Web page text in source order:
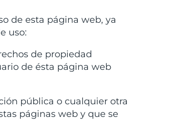
de esta página web, ya
uso:
de propiedad
de ésta página web
pública o cualquier otra
páginas web y que se